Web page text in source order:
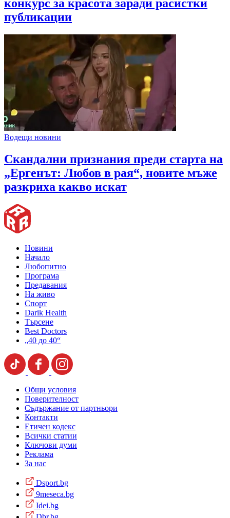
конкурс за красота заради расистки
публикации
Водещи новини
Скандални признания преди старта на
„Ергенът: Любов в рая“, новите мъже
разкриха какво искат
Новини
Начало
Любопитно
Програма
Предавания
На живо
Спорт
Darik Health
Търсене
Best Doctors
„40 до 40“
Общи условия
Поверителност
Съдържание от партньори
Контакти
Етичен кодекс
Всички статии
Ключови думи
Реклама
За нас
Dsport.bg
9meseca.bg
Idei.bg